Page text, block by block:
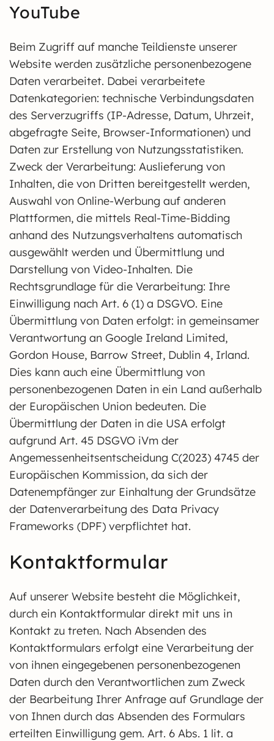
YouTube
Beim Zugriff auf manche Teildienste unserer
Website werden zusätzliche personenbezogene
Daten verarbeitet. Dabei verarbeitete
Datenkategorien: technische Verbindungsdaten
des Serverzugriffs (IP-Adresse, Datum, Uhrzeit,
abgefragte Seite, Browser-Informationen) und
Daten zur Erstellung von Nutzungsstatistiken.
Zweck der Verarbeitung: Auslieferung von
Inhalten, die von Dritten bereitgestellt werden,
Auswahl von Online-Werbung auf anderen
Plattformen, die mittels Real-Time-Bidding
anhand des Nutzungsverhaltens automatisch
ausgewählt werden und Übermittlung und
Darstellung von Video-Inhalten. Die
Rechtsgrundlage für die Verarbeitung: Ihre
Einwilligung nach Art. 6 (1) a DSGVO. Eine
Übermittlung von Daten erfolgt: in gemeinsamer
Verantwortung an Google Ireland Limited,
Gordon House, Barrow Street, Dublin 4, Irland.
Dies kann auch eine Übermittlung von
personenbezogenen Daten in ein Land außerhalb
der Europäischen Union bedeuten. Die
Übermittlung der Daten in die USA erfolgt
aufgrund Art. 45 DSGVO iVm der
Angemessenheitsentscheidung C(2023) 4745 der
Europäischen Kommission, da sich der
Datenempfänger zur Einhaltung der Grundsätze
der Datenverarbeitung des Data Privacy
Frameworks (DPF) verpflichtet hat.
Kontaktformular
Auf unserer Website besteht die Möglichkeit,
durch ein Kontaktformular direkt mit uns in
Kontakt zu treten. Nach Absenden des
Kontaktformulars erfolgt eine Verarbeitung der
von ihnen eingegebenen personenbezogenen
Daten durch den Verantwortlichen zum Zweck
der Bearbeitung Ihrer Anfrage auf Grundlage der
von Ihnen durch das Absenden des Formulars
erteilten Einwilligung gem. Art. 6 Abs. 1 lit. a